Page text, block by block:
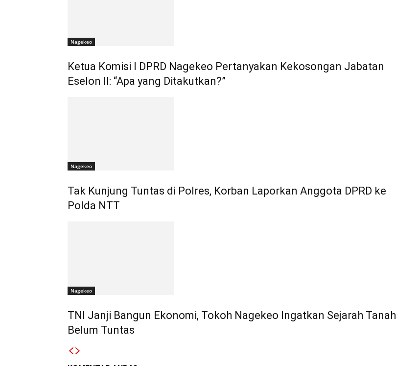
Nagekeo
Ketua Komisi I DPRD Nagekeo Pertanyakan Kekosongan Jabatan
Eselon II: “Apa yang Ditakutkan?”
Nagekeo
Tak Kunjung Tuntas di Polres, Korban Laporkan Anggota DPRD ke
Polda NTT
Nagekeo
TNI Janji Bangun Ekonomi, Tokoh Nagekeo Ingatkan Sejarah Tanah
Belum Tuntas